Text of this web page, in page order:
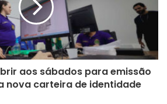
mais rápida.
no início da manhã ou no fim da
a água evapore rapidamente.
aos sábados para emissão
nova carteira de identidade